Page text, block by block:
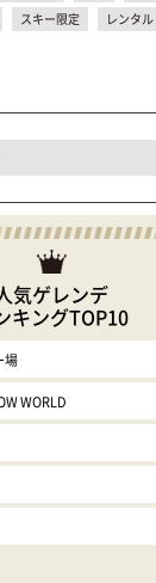
スキー限定 レンタル
気ゲレンデ
キングTOP10
場
WORLD